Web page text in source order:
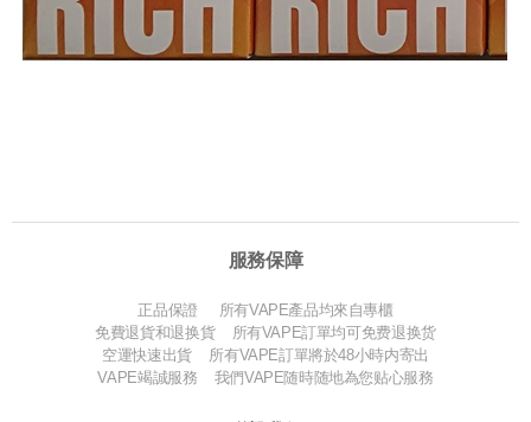
服務保障
正品保證 所有VAPE產品均來自專櫃
免費退貨和退换貨 所有VAPE訂單均可免费退换货
空運快速出貨 所有VAPE訂單將於48小時内寄出
VAPE竭誠服務 我們VAPE随時随地為您贴心服務